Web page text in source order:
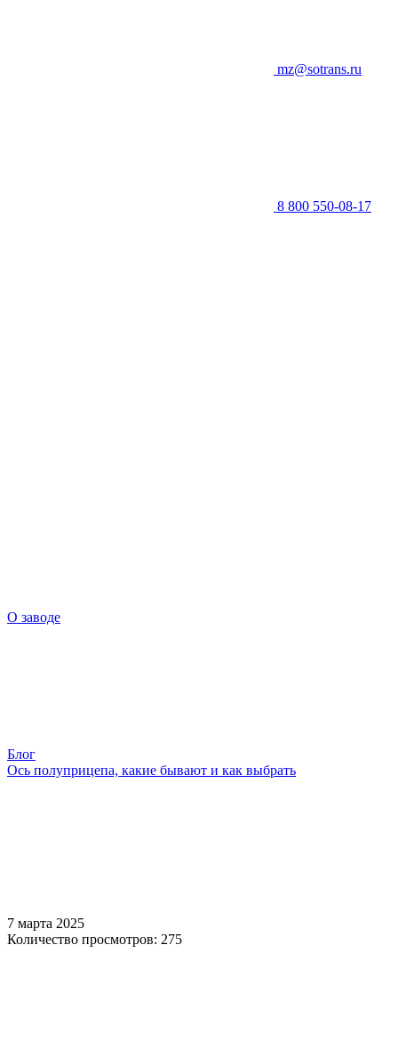
mz@sotrans.ru
8 800 550-08-17
О заводе
Блог
Ось полуприцепа, какие бывают и как выбрать
7 марта 2025
Количество просмотров: 275